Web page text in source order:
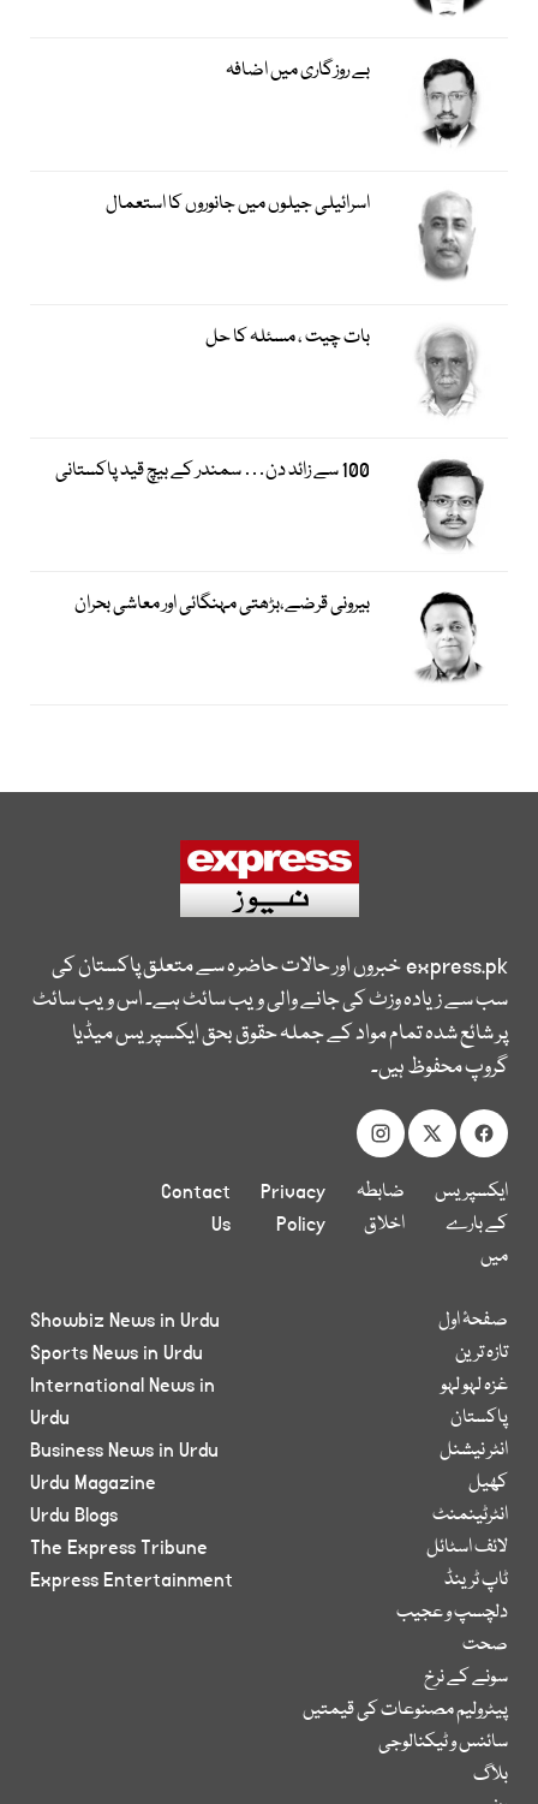
بے روزگاری میں اضافہ
اسرائیلی جیلوں میں جانوروں کا استعمال
بات چیت ، مسئلہ کا حل
100 سے زائد دن… سمندر کے بیچ قید پاکستانی
بیرونی قرضے،بڑھتی مہنگائی اور معاشی بحران
express.pkخبروں اور حالات حاضرہ سے متعلق پاکستان کی
سب سے زیادہ وزٹ کی جانے والی ویب سائٹ ہے۔ اس ویب سائٹ
پر شائع شدہ تمام مواد کے جملہ حقوق بحق ایکسپریس میڈیا
گروپ محفوظ ہیں۔
ایکسپریس
کے بارے
میں
ضابطہ
اخلاق
Privacy
Policy
Contact
Us
صفحۂ اول
تازہ ترین
غزہ لہو لہو
پاکستان
انٹر نیشنل
کھیل
انٹرٹینمنٹ
لائف اسٹائل
ٹاپ ٹرینڈ
دلچسپ و عجیب
صحت
سونے کے نرخ
پیٹرولیم مصنوعات کی قیمتیں
سائنس و ٹیکنالوجی
بلاگ
Showbiz News in Urdu
Sports News in Urdu
International News in
Urdu
Business News in Urdu
Urdu Magazine
Urdu Blogs
The Express Tribune
Express Entertainment